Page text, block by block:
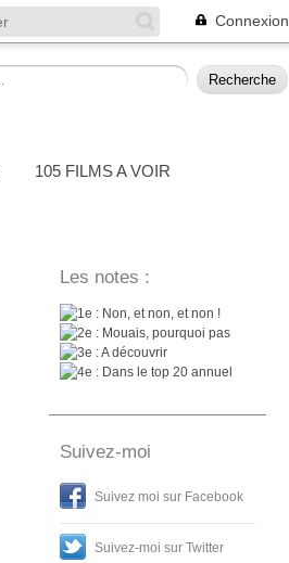
Connexion
105 FILMS A VOIR
Les notes :
: Non, et non, et non !
: Mouais, pourquoi pas
: A découvrir
: Dans le top 20 annuel
Suivez-moi
Suivez moi sur Facebook
Suivez-moi sur Twitter